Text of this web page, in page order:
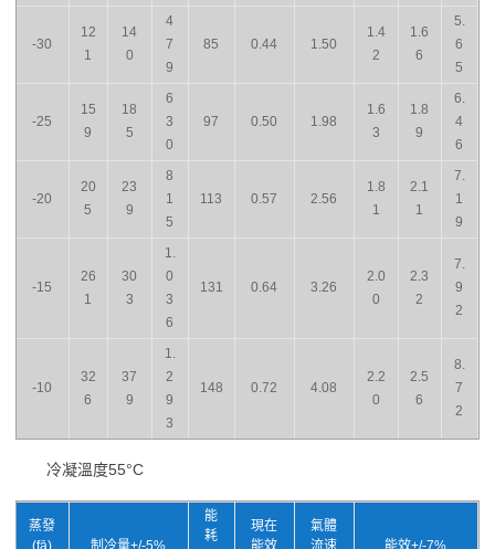
-30
12
1
14
0
4
7
9
85 0.44 1.50
1.4
2
1.6
6
5.
6
5
-25
15
9
18
5
6
3
0
97 0.50 1.98
1.6
3
1.8
9
6.
4
6
-20
20
5
23
9
8
1
5
113 0.57 2.56
1.8
1
2.1
1
7.
1
9
-15
26
1
30
3
1.
0
3
6
131 0.64 3.26
2.0
0
2.3
2
7.
9
2
-10
32
6
37
9
1.
2
9
3
148 0.72 4.08
2.2
0
2.5
6
8.
7
2
冷凝溫度55°C
蒸發
能
耗
現在
氣體